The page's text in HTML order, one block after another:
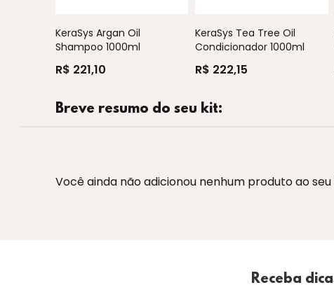
KeraSys Argan Oil
Shampoo 1000ml
R$ 221,10
KeraSys Tea Tree Oil
Condicionador 1000ml
R$ 222,15
Breve resumo do seu kit:
Você ainda não adicionou nenhum produto ao seu
Receba